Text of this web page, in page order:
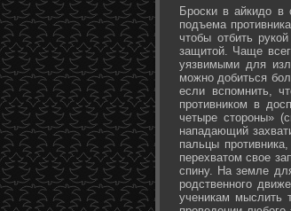
Броски в айкидо в
подъема
чтобы отбить
защитой. Чаще
уязвимыми для
можно добиться
если вспомнить,
противником в
четыре стороны»
нападающий
пальцы
перехватом свое
спину. На земле
родственного
ученикам мыслить